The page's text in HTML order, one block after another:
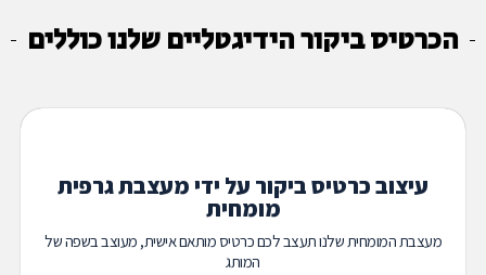
הכרטיס ביקור הידיגטליים שלנו כוללים
עיצוב כרטיס ביקור על ידי מעצבת גרפית
מומחית
מעצבת המומחית שלנו תעצב לכם כרטיס מותאם אישית, מעוצב בשפה של
המותג